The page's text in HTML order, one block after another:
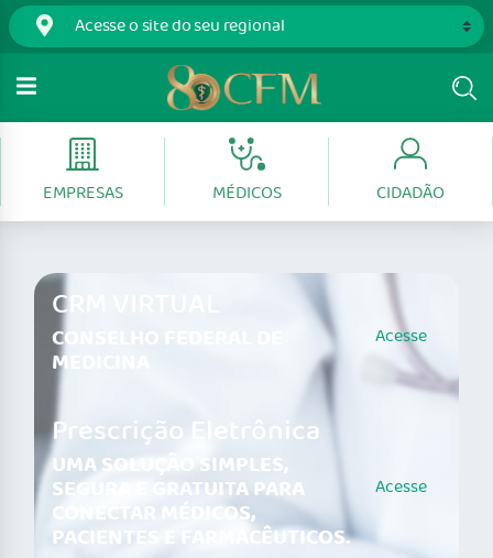
EMPRESAS MÉDICOS CIDADÃO
CRM VIRTUAL
CONSELHO FEDERAL DE
MEDICINA
Acesse
Prescrição Eletrônica
UMA SOLUÇÃO SIMPLES,
SEGURA E GRATUITA PARA
CONECTAR MÉDICOS,
PACIENTES E FARMACÊUTICOS.
Acesse